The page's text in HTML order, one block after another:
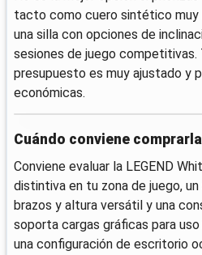
tacto como cuero sintético muy
una silla con opciones de
sesiones de juego
presupuesto es muy ajustado y
económicas.
Cuándo conviene comprarla
Conviene evaluar la LEGEND
distintiva en tu zona de juego,
brazos y altura versátil y una
soporta cargas gráficas para
una configuración de escritorio